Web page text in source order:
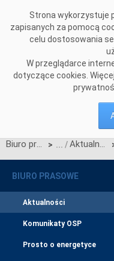
Strona wykorzystuje
zapisanych za pomocą
celu dostosowania
W przeglądarce
dotyczące cookies.
Biuro prasowe > Aktualności
BIURO PRASOWE
Aktualności
Komunikaty OSP
Prosto o energetyce